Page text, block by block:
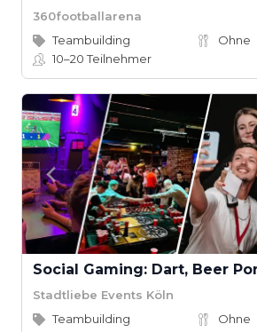
360footballarena
Teambuilding
Ohne
10–20Teilnehmer
Stadtliebe Events Köln
Teambuilding
Ohne